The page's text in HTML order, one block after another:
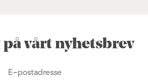
på vårt nyhetsbrev